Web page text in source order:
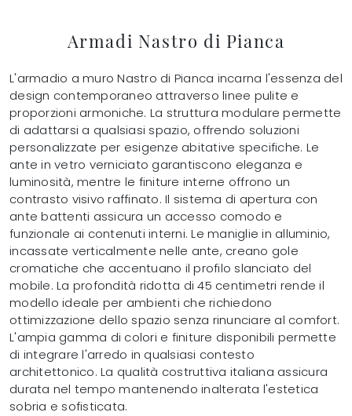
Armadi Nastro di Pianca
L'armadio a muro Nastro di Pianca incarna l'essenza del
design contemporaneo attraverso linee pulite e
proporzioni armoniche. La struttura modulare permette
di adattarsi a qualsiasi spazio, offrendo soluzioni
personalizzate per esigenze abitative specifiche. Le
ante in vetro verniciato garantiscono eleganza e
luminosità, mentre le finiture interne offrono un
contrasto visivo raffinato. Il sistema di apertura con
ante battenti assicura un accesso comodo e
funzionale ai contenuti interni. Le maniglie in alluminio,
incassate verticalmente nelle ante, creano gole
cromatiche che accentuano il profilo slanciato del
mobile. La profondità ridotta di 45 centimetri rende il
modello ideale per ambienti che richiedono
ottimizzazione dello spazio senza rinunciare al comfort.
L'ampia gamma di colori e finiture disponibili permette
di integrare l'arredo in qualsiasi contesto
architettonico. La qualità costruttiva italiana assicura
durata nel tempo mantenendo inalterata l'estetica
sobria e sofisticata.